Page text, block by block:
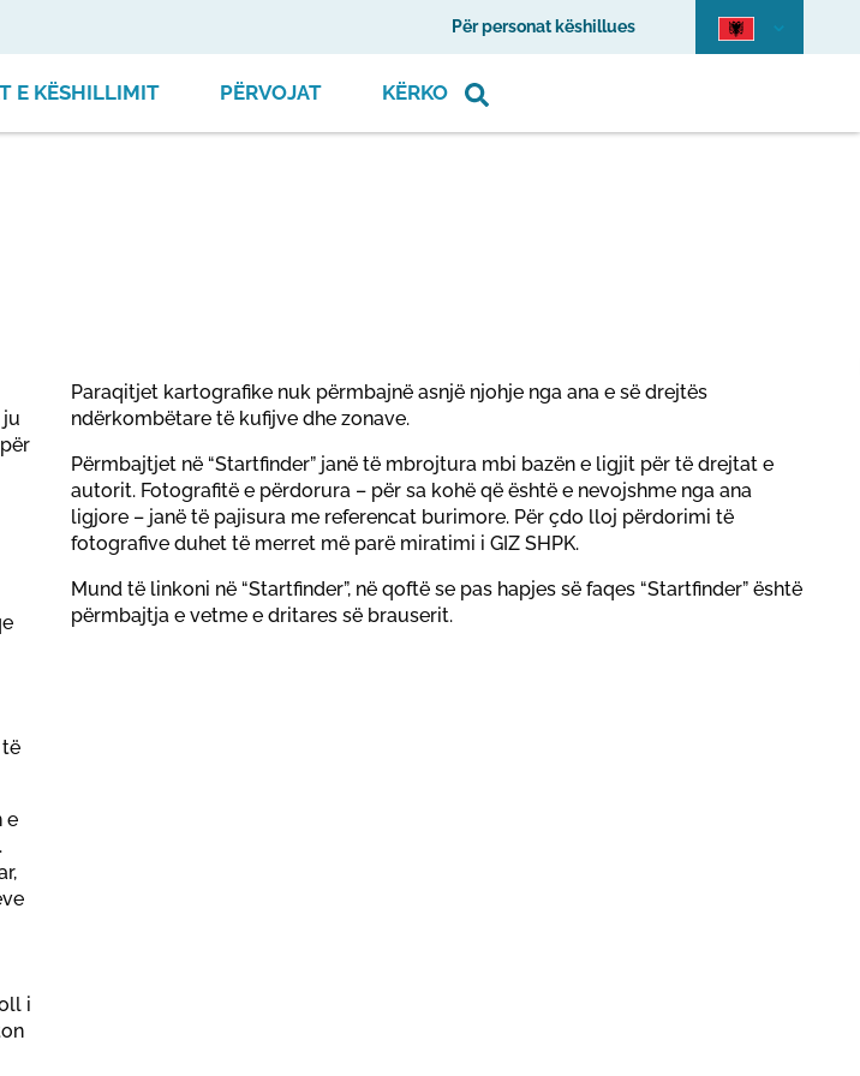
Për personat këshillues
E KËSHILLIMIT PËRVOJAT KËRKO
e
i
Paraqitjet kartografike nuk përmbajnë asnjë njohje nga ana e së drejtës
ndërkombëtare të kufijve dhe zonave.
Përmbajtjet në “Startfinder” janë të mbrojtura mbi bazën e ligjit për të drejtat e
autorit. Fotografitë e përdorura – për sa kohë që është e nevojshme nga ana
ligjore – janë të pajisura me referencat burimore. Për çdo lloj përdorimi të
fotografive duhet të merret më parë miratimi i GIZ SHPK.
Mund të linkoni në “Startfinder”, në qoftë se pas hapjes së faqes “Startfinder” është
përmbajtja e vetme e dritares së brauserit.